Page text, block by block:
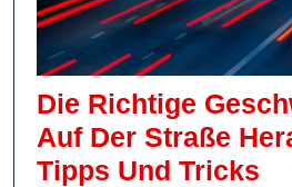
Die Richtige
Auf Der Straße
Tipps Und Tricks